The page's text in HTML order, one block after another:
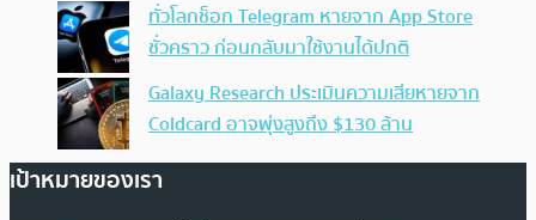
ทั่วโลกช็อก Telegram หายจาก App Store
ชั่วคราว ก่อนกลับมาใช้งานได้ปกติ
Galaxy Research ประเมินความเสียหายจาก
Coldcard อาจพุ่งสูงถึง $130 ล้าน
เป้าหมายของเรา